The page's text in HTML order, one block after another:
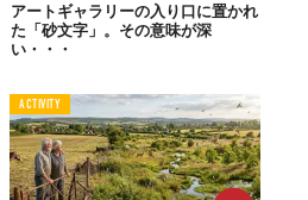
に定着材を吹きかけて固めてはいるも
んだそう。
でも、だからこそ石膏でもブロンズで
彫刻は、永い月日を経てもカタチが残
アートギャラリーの入り口に置かれ
た「砂文字」。その意味が深
い・・・
ACTIVITY